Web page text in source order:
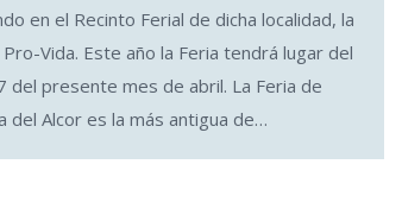
en el Recinto Ferial de dicha localidad, la
Vida. Este año la Feria tendrá lugar del
del presente mes de abril. La Feria de
del Alcor es la más antigua de…